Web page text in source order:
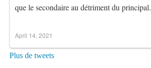
que le secondaire au détriment du principal.
April 14, 2021
Plus de tweets